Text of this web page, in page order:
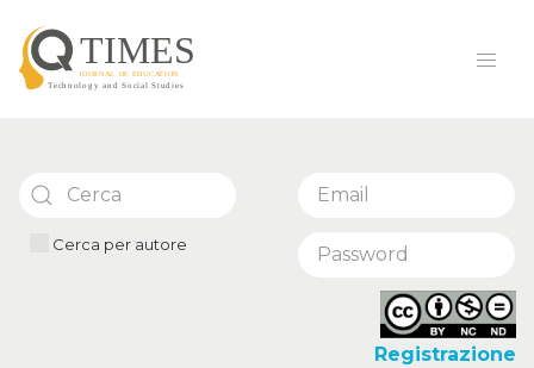
Cerca per autore
Registrazione